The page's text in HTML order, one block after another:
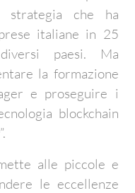
strategia che ha
italiane in 25
paesi. Ma
la formazione
e proseguire i
blockchain
alle piccole e
le eccellenze